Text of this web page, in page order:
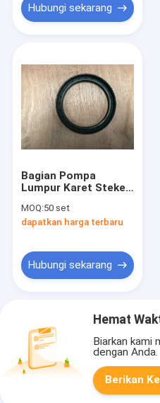
Hubungi sekarang
Bagian Pompa
Lumpur Karet Steker
Peredam Denyut
Untuk RS F-1600
MOQ:50 set
dapatkan harga terbaru
Hubungi sekarang
Hemat
Biarkan kami
dengan Anda.
Berikan